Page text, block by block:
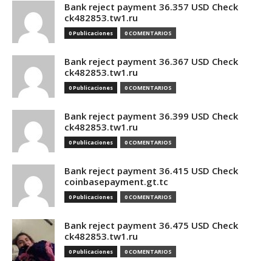
Bank reject payment 36.357 USD Check
ck482853.tw1.ru
0 Publicaciones 0 COMENTARIOS
Bank reject payment 36.367 USD Check
ck482853.tw1.ru
0 Publicaciones 0 COMENTARIOS
Bank reject payment 36.399 USD Check
ck482853.tw1.ru
0 Publicaciones 0 COMENTARIOS
Bank reject payment 36.415 USD Check
coinbasepayment.gt.tc
0 Publicaciones 0 COMENTARIOS
Bank reject payment 36.475 USD Check
ck482853.tw1.ru
0 Publicaciones 0 COMENTARIOS